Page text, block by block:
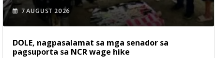
7 AUGUST 2026
DOLE, nagpasalamat sa mga senador sa
pagsuporta sa NCR wage hike